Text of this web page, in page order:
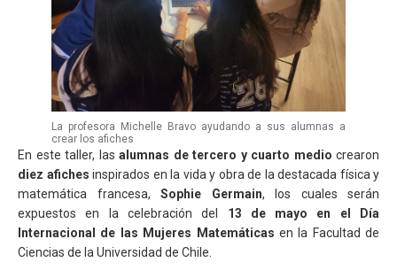
La profesora Michelle Bravo ayudando a sus alumnas a
crear los afiches
En este taller, las alumnas de tercero y cuarto medio crearon
diez afiches inspirados en la vida y obra de la destacada física y
matemática francesa, Sophie Germain, los cuales serán
expuestos en la celebración del 13 de mayo en el Día
Internacional de las Mujeres Matemáticas en la Facultad de
Ciencias de la Universidad de Chile.